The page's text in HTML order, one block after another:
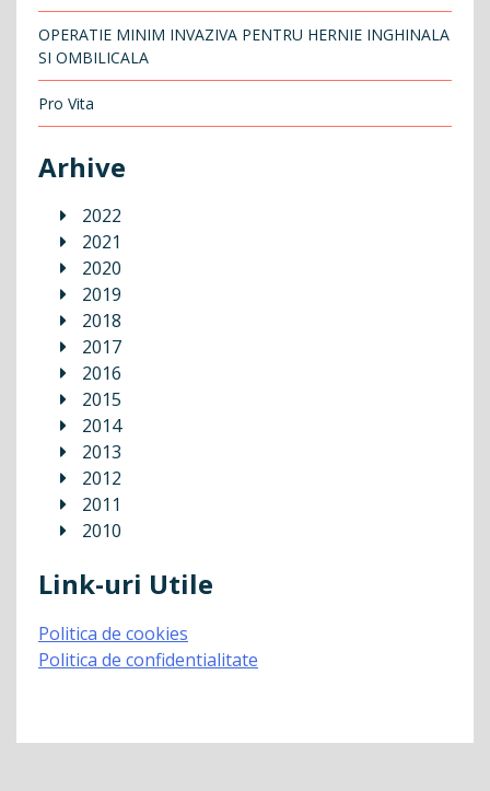
OPERATIE MINIM INVAZIVA PENTRU HERNIE INGHINALA
SI OMBILICALA
Pro Vita
Arhive
2022
2021
2020
2019
2018
2017
2016
2015
2014
2013
2012
2011
2010
Link-uri Utile
Politica de cookies
Politica de confidentialitate